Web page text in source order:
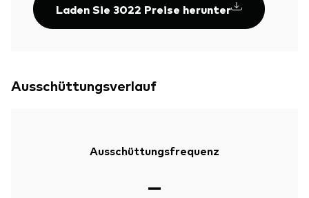
Laden Sie 3022 Preise herunter
Ausschüttungsverlauf
Ausschüttungsfrequenz
—